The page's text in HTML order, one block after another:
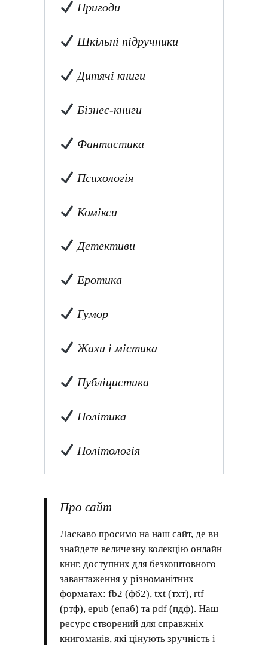
Пригоди
Шкільні підручники
Дитячі книги
Бізнес-книги
Фантастика
Психологія
Комікси
Детективи
Еротика
Гумор
Жахи і містика
Публіцистика
Політика
Політологія
Про сайт
Ласкаво просимо на наш сайт, де ви
знайдете величезну колекцію онлайн
книг, доступних для безкоштовного
завантаження у різноманітних
форматах: fb2 (фб2), txt (тхт), rtf
(ртф), epub (епаб) та pdf (пдф). Наш
ресурс створений для справжніх
книгоманів, які цінують зручність і